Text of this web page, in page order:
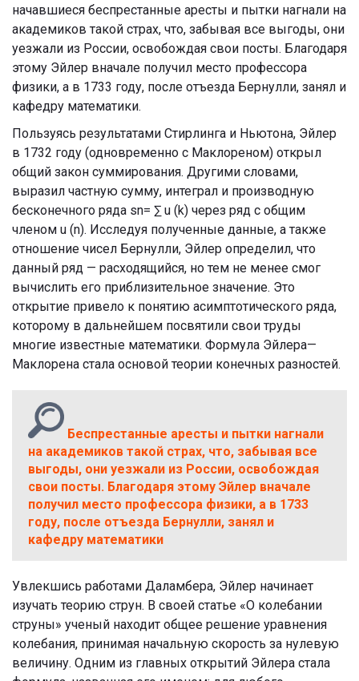
начавшиеся беспрестанные аресты и пытки нагнали на
академиков такой страх, что, забывая все выгоды, они
уезжали из России, освобождая свои посты. Благодаря
этому Эйлер вначале получил место профессора
физики, а в 1733 году, после отъезда Бернулли, занял и
кафедру математики.
Пользуясь результатами Стирлинга и Ньютона, Эйлер
в 1732 году (одновременно с Маклореном) открыл
общий закон суммирования. Другими словами,
выразил частную сумму, интеграл и производную
бесконечного ряда sn= ∑ u (k) через ряд с общим
членом u (n). Исследуя полученные данные, а также
отношение чисел Бернулли, Эйлер определил, что
данный ряд — расходящийся, но тем не менее смог
вычислить его приблизительное значение. Это
открытие привело к понятию асимптотического ряда,
которому в дальнейшем посвятили свои труды
многие известные математики. Формула Эйлера—
Маклорена стала основой теории конечных разностей.
Беспрестанные аресты и пытки нагнали
на академиков такой страх, что, забывая все
выгоды, они уезжали из России, освобождая
свои посты. Благодаря этому Эйлер вначале
получил место профессора физики, а в 1733
году, после отъезда Бернулли, занял и
кафедру математики
Увлекшись работами Даламбера, Эйлер начинает
изучать теорию струн. В своей статье «О колебании
струны» ученый находит общее решение уравнения
колебания, принимая начальную скорость за нулевую
величину. Одним из главных открытий Эйлера стала